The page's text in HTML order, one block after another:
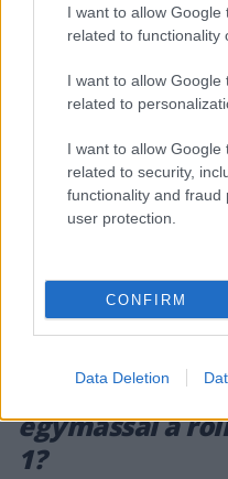
I want to allow Google
related to functionality
I want to allow Google
related to
I want to allow Google
related to security,
functionality and
user protection.
CONFIRM
Data Deletion
Hogyan áll
egymással a
1?